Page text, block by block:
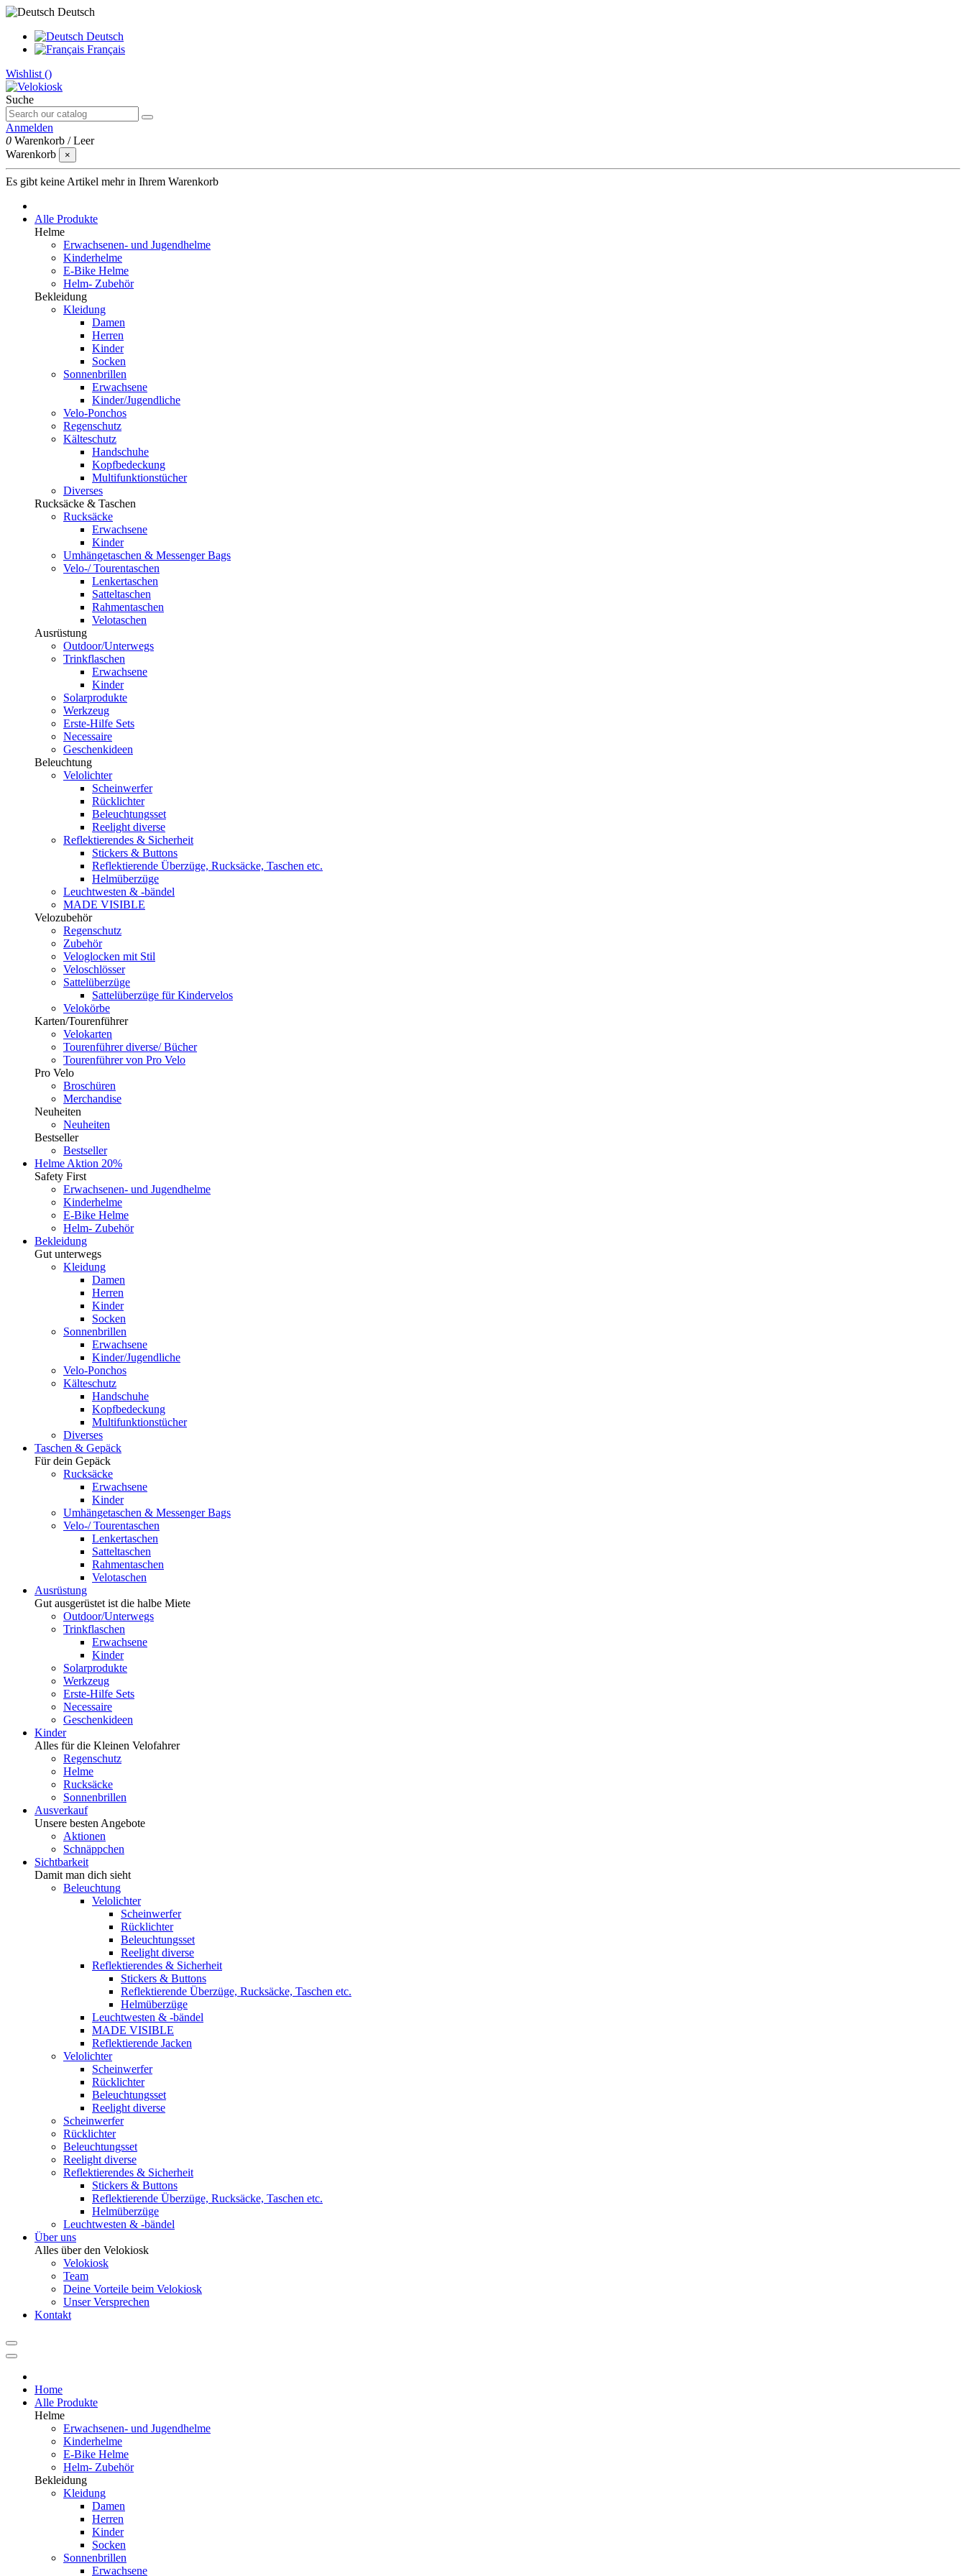
Deutsch
Deutsch
Français
Wishlist ()
Suche
Anmelden
0 Warenkorb /Leer
Warenkorb
×
Es gibt keine Artikel mehr in Ihrem Warenkorb
Alle Produkte
Helme
Erwachsenen- und Jugendhelme
Kinderhelme
E-Bike Helme
Helm- Zubehör
Bekleidung
Kleidung
Damen
Herren
Kinder
Socken
Sonnenbrillen
Erwachsene
Kinder/Jugendliche
Velo-Ponchos
Regenschutz
Kälteschutz
Handschuhe
Kopfbedeckung
Multifunktionstücher
Diverses
Rucksäcke & Taschen
Rucksäcke
Erwachsene
Kinder
Umhängetaschen & Messenger Bags
Velo-/ Tourentaschen
Lenkertaschen
Satteltaschen
Rahmentaschen
Velotaschen
Ausrüstung
Outdoor/Unterwegs
Trinkflaschen
Erwachsene
Kinder
Solarprodukte
Werkzeug
Erste-Hilfe Sets
Necessaire
Geschenkideen
Beleuchtung
Velolichter
Scheinwerfer
Rücklichter
Beleuchtungsset
Reelight diverse
Reflektierendes & Sicherheit
Stickers & Buttons
Reflektierende Überzüge, Rucksäcke, Taschen etc.
Helmüberzüge
Leuchtwesten & -bändel
MADE VISIBLE
Velozubehör
Regenschutz
Zubehör
Veloglocken mit Stil
Veloschlösser
Sattelüberzüge
Sattelüberzüge für Kindervelos
Velokörbe
Karten/Tourenführer
Velokarten
Tourenführer diverse/ Bücher
Tourenführer von Pro Velo
Pro Velo
Broschüren
Merchandise
Neuheiten
Neuheiten
Bestseller
Bestseller
Helme Aktion 20%
Safety First
Erwachsenen- und Jugendhelme
Kinderhelme
E-Bike Helme
Helm- Zubehör
Bekleidung
Gut unterwegs
Kleidung
Damen
Herren
Kinder
Socken
Sonnenbrillen
Erwachsene
Kinder/Jugendliche
Velo-Ponchos
Kälteschutz
Handschuhe
Kopfbedeckung
Multifunktionstücher
Diverses
Taschen & Gepäck
Für dein Gepäck
Rucksäcke
Erwachsene
Kinder
Umhängetaschen & Messenger Bags
Velo-/ Tourentaschen
Lenkertaschen
Satteltaschen
Rahmentaschen
Velotaschen
Ausrüstung
Gut ausgerüstet ist die halbe Miete
Outdoor/Unterwegs
Trinkflaschen
Erwachsene
Kinder
Solarprodukte
Werkzeug
Erste-Hilfe Sets
Necessaire
Geschenkideen
Kinder
Alles für die Kleinen Velofahrer
Regenschutz
Helme
Rucksäcke
Sonnenbrillen
Ausverkauf
Unsere besten Angebote
Aktionen
Schnäppchen
Sichtbarkeit
Damit man dich sieht
Beleuchtung
Velolichter
Scheinwerfer
Rücklichter
Beleuchtungsset
Reelight diverse
Reflektierendes & Sicherheit
Stickers & Buttons
Reflektierende Überzüge, Rucksäcke, Taschen etc.
Helmüberzüge
Leuchtwesten & -bändel
MADE VISIBLE
Reflektierende Jacken
Velolichter
Scheinwerfer
Rücklichter
Beleuchtungsset
Reelight diverse
Scheinwerfer
Rücklichter
Beleuchtungsset
Reelight diverse
Reflektierendes & Sicherheit
Stickers & Buttons
Reflektierende Überzüge, Rucksäcke, Taschen etc.
Helmüberzüge
Leuchtwesten & -bändel
Über uns
Alles über den Velokiosk
Velokiosk
Team
Deine Vorteile beim Velokiosk
Unser Versprechen
Kontakt
Home
Alle Produkte
Helme
Erwachsenen- und Jugendhelme
Kinderhelme
E-Bike Helme
Helm- Zubehör
Bekleidung
Kleidung
Damen
Herren
Kinder
Socken
Sonnenbrillen
Erwachsene